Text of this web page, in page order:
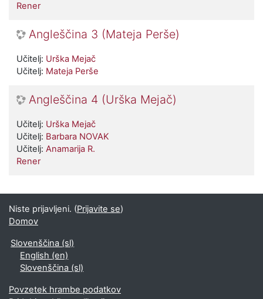
Rener
Angleščina 3 (Mateja Perše)
Učitelj: Urška Mejač
Učitelj: Mateja Perše
Angleščina 4 (Urška Mejač)
Učitelj: Urška Mejač
Učitelj: Barbara NOVAK
Učitelj: Anamarija R.
Rener
Niste prijavljeni. (Prijavite se)
Domov
Slovenščina ‎(sl)‎
English ‎(en)‎
Slovenščina ‎(sl)‎
Povzetek hrambe podatkov